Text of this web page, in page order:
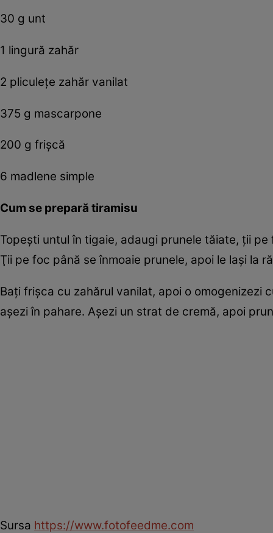
30 g unt
1 lingură zahăr
2 pliculeţe zahăr vanilat
375 g mascarpone
200 g frişcă
6 madlene simple
Cum se prepară tiramisu
Topeşti untul în tigaie, adaugi prunele tăiate, ţii
Ţii pe foc până se înmoaie prunele, apoi le laşi la
Baţi frişca cu zahărul vanilat, apoi o omogenizezi
aşezi în pahare. Aşezi un strat de cremă, apoi
Sursa https://www.fotofeedme.com